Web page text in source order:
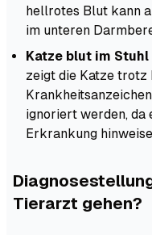
hellrotes Blut kann
im unteren
Katze blut im
zeigt die Katze trotz
ignoriert werden, da
Erkrankung
Tierarzt gehen?